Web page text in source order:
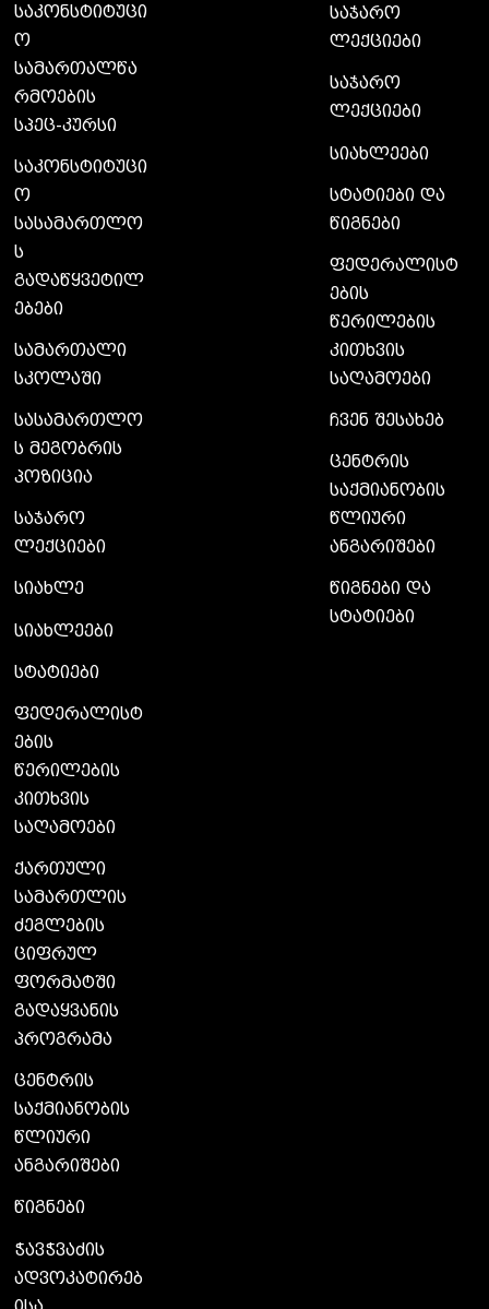
საკონსტიტუცი
ო
სამართალწა
რმოების
სპეც-კურსი
საკონსტიტუცი
ო
სასამართლო
ს
გადაწყვეტილ
ებები
სამართალი
სკოლაში
სასამართლო
ს მეგობრის
პოზიცია
საჯარო
ლექციები
სიახლე
სიახლეები
სტატიები
ფედერალისტ
ების
წერილების
კითხვის
საღამოები
ქართული
სამართლის
ძეგლების
ციფრულ
ფორმატში
გადაყვანის
პროგრამა
ცენტრის
საქმიანობის
წლიური
ანგარიშები
წიგნები
ჭავჭვაძის
ადვოკატირებ
საჯარო
ლექციები
საჯარო
ლექციები
სიახლეები
სტატიები და
წიგნები
ფედერალისტ
ების
წერილების
კითხვის
საღამოები
ჩვენ შესახებ
ცენტრის
საქმიანობის
წლიური
ანგარიშები
წიგნები და
სტატიები